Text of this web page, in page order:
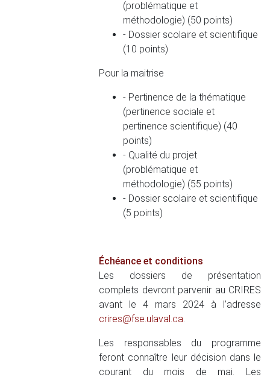
(problématique et
méthodologie) (50 points)
- Dossier scolaire et scientifique
(10 points)
Pour la maitrise
- Pertinence de la thématique
(pertinence sociale et
pertinence scientifique) (40
points)
- Qualité du projet
(problématique et
méthodologie) (55 points)
- Dossier scolaire et scientifique
(5 points)
Échéance et conditions
Les dossiers de présentation
complets devront parvenir au CRIRES
avant le 4 mars 2024 à l’adresse
crires@fse.ulaval.ca.
Les responsables du programme
feront connaître leur décision dans le
courant du mois de mai. Les